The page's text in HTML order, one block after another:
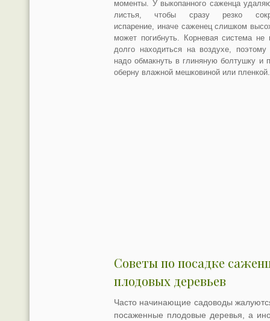
моменты. У выкопанного саженца
листья, чтобы сразу резко
испарение, иначе саженец слишком
может погибнуть. Корневая система не
долго находиться на воздухе, поэтому
надо обмакнуть в глиняную болтушку и
оберну влажной мешковиной или пленкой.
Советы по посадке
плодовых деревьев
Часто начинающие садоводы
посаженные плодовые деревья, а